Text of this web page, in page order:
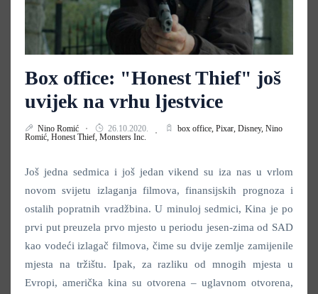
Box office: "Honest Thief" još
uvijek na vrhu ljestvice
Nino Romić 26.10.2020. box office, Pixar, Disney, Nino
Romić, Honest Thief, Monsters Inc.
Još jedna sedmica i još jedan vikend su iza nas u vrlom
novom svijetu izlaganja filmova, finansijskih prognoza i
ostalih popratnih vradžbina. U minuloj sedmici, Kina je po
prvi put preuzela prvo mjesto u periodu jesen-zima od SAD
kao vodeći izlagač filmova, čime su dvije zemlje zamijenile
mjesta na tržištu. Ipak, za razliku od mnogih mjesta u
Evropi, američka kina su otvorena – uglavnom otvorena,